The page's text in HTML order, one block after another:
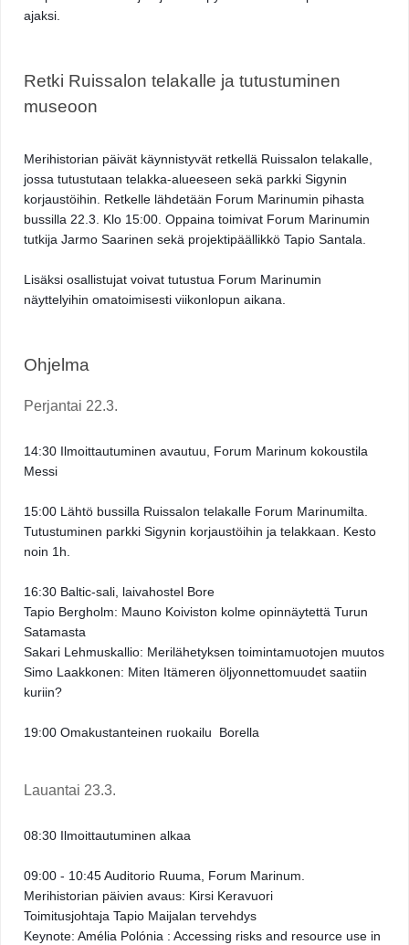
ajaksi.
Retki Ruissalon telakalle ja tutustuminen
museoon
Merihistorian päivät käynnistyvät retkellä Ruissalon telakalle,
jossa tutustutaan telakka-alueeseen sekä parkki Sigynin
korjaustöihin. Retkelle lähdetään Forum Marinumin pihasta
bussilla 22.3. Klo 15:00. Oppaina toimivat Forum Marinumin
tutkija Jarmo Saarinen sekä projektipäällikkö Tapio Santala.
Lisäksi osallistujat voivat tutustua Forum Marinumin
näyttelyihin omatoimisesti viikonlopun aikana.
Ohjelma
Perjantai 22.3.
14:30 Ilmoittautuminen avautuu, Forum Marinum kokoustila
Messi
15:00 Lähtö bussilla Ruissalon telakalle Forum Marinumilta.
Tutustuminen parkki Sigynin korjaustöihin ja telakkaan. Kesto
noin 1h.
16:30 Baltic-sali, laivahostel Bore
Tapio Bergholm: Mauno Koiviston kolme opinnäytettä Turun
Satamasta
Simo Laakkonen: Miten Itämeren öljyonnettomuudet saatiin
kuriin?
19:00 Omakustanteinen ruokailu  Borella
Lauantai 23.3.
08:30 Ilmoittautuminen alkaa
09:00 - 10:45 Auditorio Ruuma, Forum Marinum.
Merihistorian päivien avaus: Kirsi Keravuori
Toimitusjohtaja Tapio Maijalan tervehdys
Keynote: Amélia Polónia : Accessing risks and resource use in